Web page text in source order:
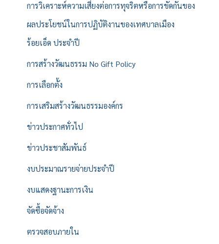
การวิเคราะห์ความเสี่ยงต่อการทุจริตหรือการขัดกันของ
ผลประโยชน์ในการปฏิบัติงานของเทศบาลเมือง
ร้อยเอ็ด ประจำปี
การสร้างวัฒนธรรม No Gift Policy
การเลือกตั้ง
การเสริมสร้างวัฒนธรรมองค์กร
ข่าวประกาศทั่วไป
ข่าวประชาสัมพันธ์
งบประมาณรายจ่ายประจำปี
งบแสดงฐานะการเงิน
จัดซื้อจัดจ้าง
ตรวจสอบภายใน